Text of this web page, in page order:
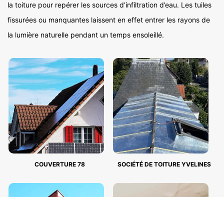
la toiture pour repérer les sources d’infiltration d’eau. Les tuiles
fissurées ou manquantes laissent en effet entrer les rayons de
la lumière naturelle pendant un temps ensoleillé.
COUVERTURE 78 SOCIÉTÉ DE TOITURE YVELINES